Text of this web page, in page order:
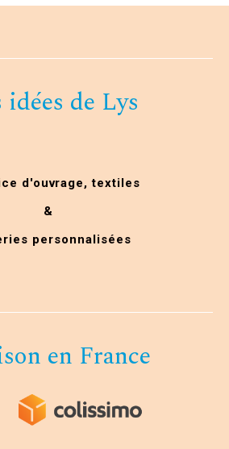
idées de Lys
d'ouvrage, textiles
&
personnalisées
en France